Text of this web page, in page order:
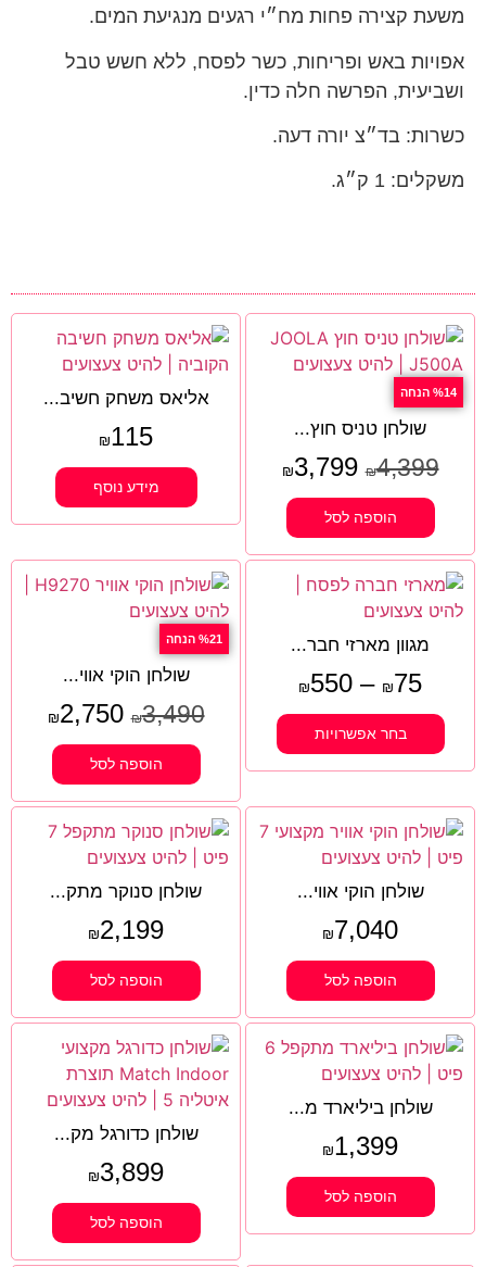
משעת קצירה פחות מח״י רגעים מנגיעת המים.
אפויות באש ופריחות, כשר לפסח, ללא חשש טבל
ושביעית, הפרשה חלה כדין.
כשרות: בד״צ יורה דעה.
משקלים: 1 ק״ג.
%14 הנחה
שולחן טניס חוץ...
₪4,399
₪3,799
הוספה לסל
אליאס משחק חשיב...
₪115
מידע נוסף
מגוון מארזי חבר...
₪75
–
₪550
בחר אפשרויות
%21 הנחה
שולחן הוקי אווי...
₪3,490
₪2,750
הוספה לסל
שולחן הוקי אווי...
₪7,040
הוספה לסל
שולחן סנוקר מתק...
₪2,199
הוספה לסל
שולחן ביליארד מ...
₪1,399
הוספה לסל
שולחן כדורגל מק...
₪3,899
הוספה לסל